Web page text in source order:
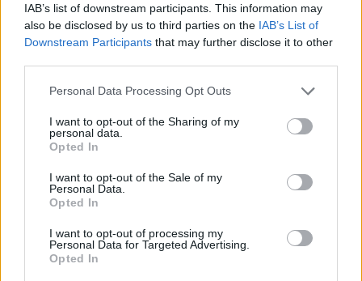
IAB’s list of downstream participants. This information may
also be disclosed by us to third parties on the IAB’s List of
Downstream Participants that may further disclose it to other
Please note that this website/app uses one or more Google
not limited to your visit or usage behaviour. You may click to
grant or deny consent to Google and its third-party tags to
use your data for below specified purposes in below Google
consent section.
Personal Data Processing Opt Outs
I want to opt-out of the Sharing of my
personal data.
Opted In
I want to opt-out of the Sale of my
Personal Data.
Opted In
I want to opt-out of processing my
Personal Data for Targeted Advertising.
Opted In
Οι 169 θέσεις κατανέμονται σε δήμους της χώρας,
παρουσιάζουν αυξημένο φόρτο εργασίας και απαιτούν
επιπλέον προσωπικό.
Πώς θα γίνουν οι προσλήψεις